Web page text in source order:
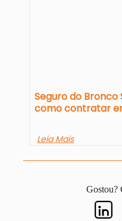
Seguro do
como contratar
Leia Mais
Gostou?